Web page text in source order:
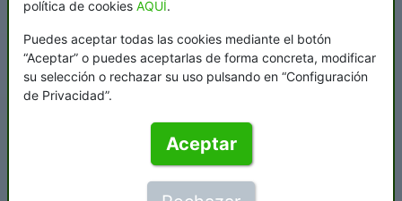
política de cookies AQUÍ.
Puedes aceptar todas las cookies mediante el botón
“Aceptar” o puedes aceptarlas de forma concreta, modificar
su selección o rechazar su uso pulsando en “Configuración
de Privacidad”.
Aceptar